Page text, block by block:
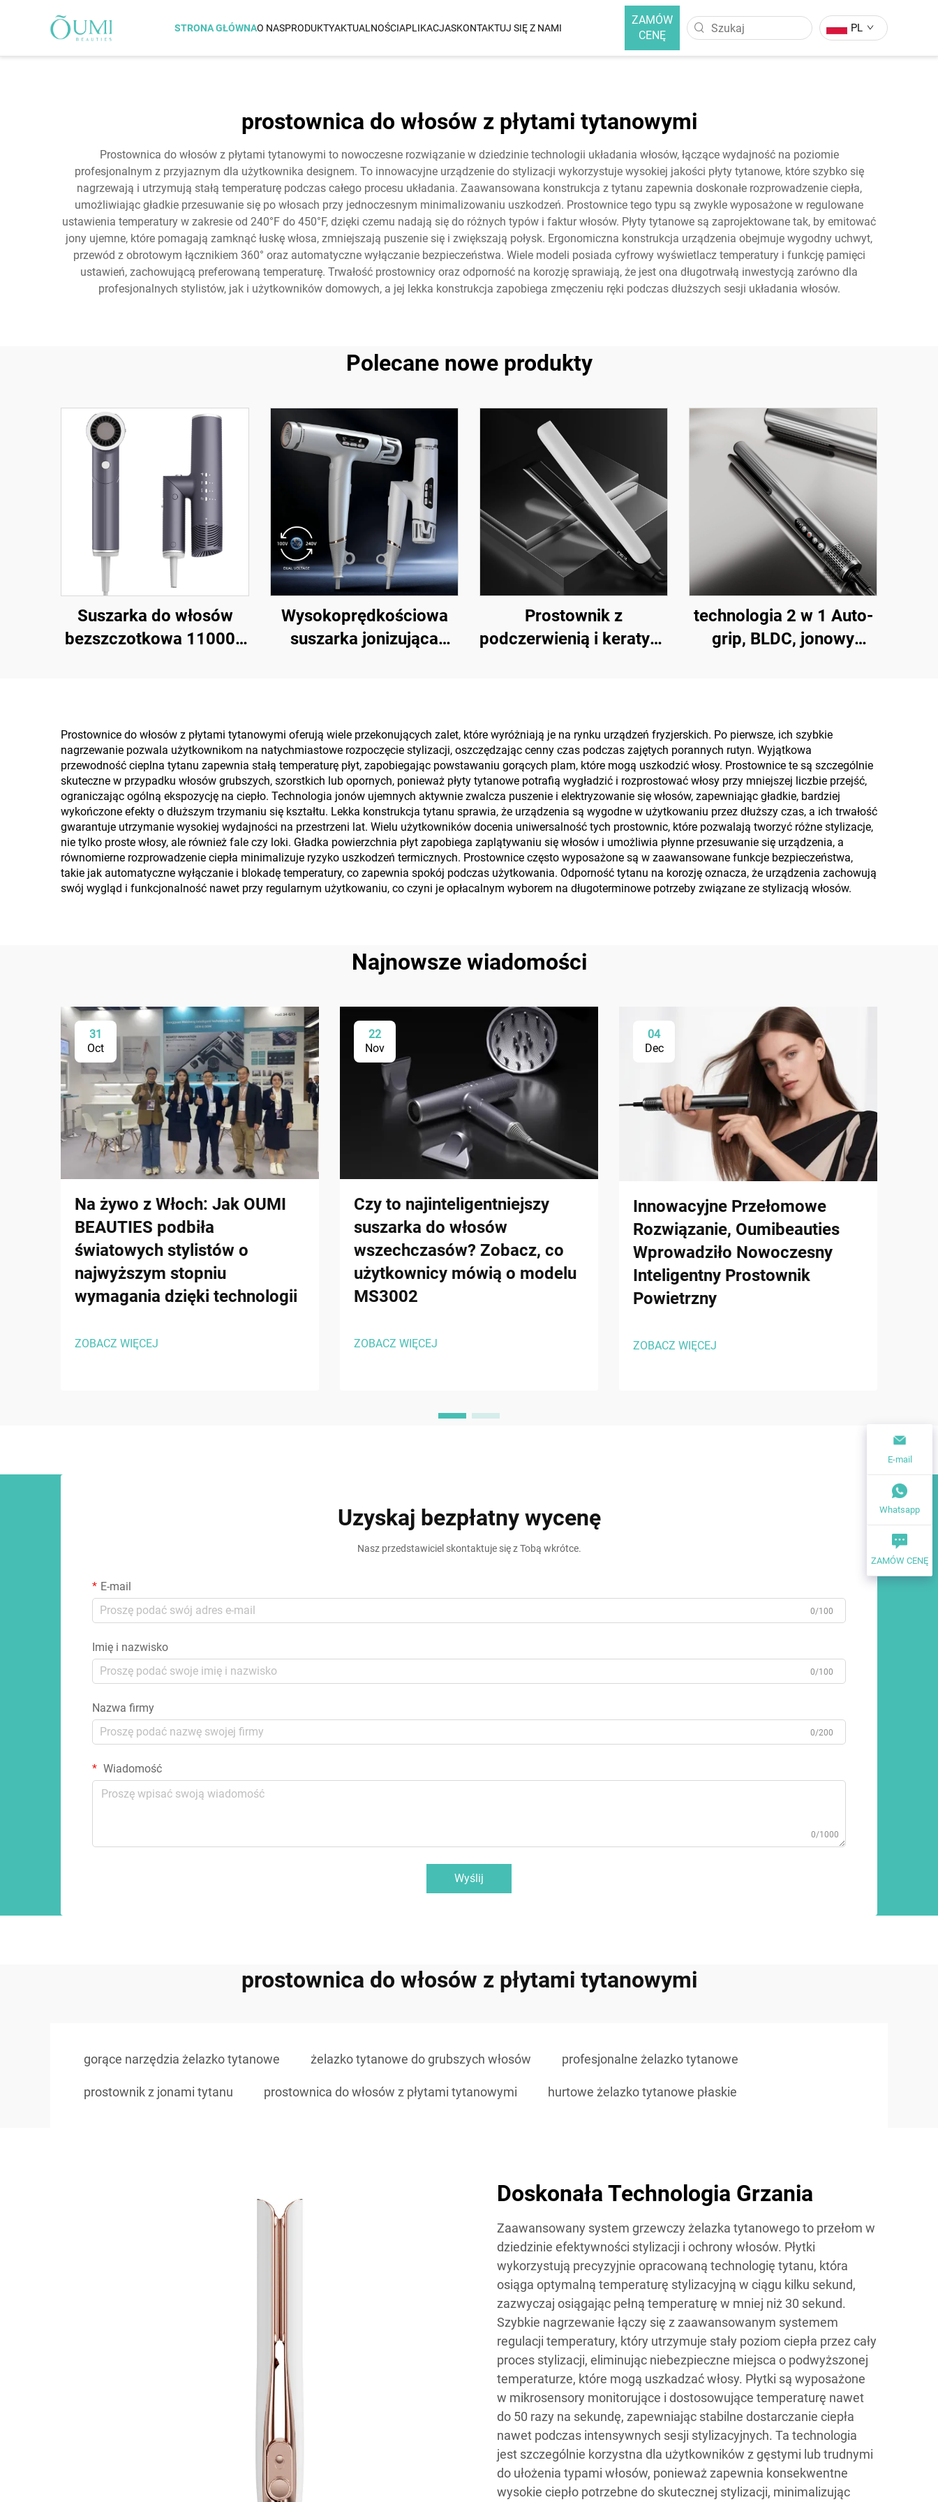
STRONA GŁÓWNAO NASPRODUKTY
Suszarka Do Włosów O
Suszarka Do Włosów IQ AI
Suszarka Do Włosów Z Cienką
Warstwą Termiczną Działającą Na
Zasadzie Promieniowania
Podczerwonego Dalekiego
Suszarka Do Włosów Z
Promieniowaniem Podczerwonym
Suszarka Do Włosów Z
Promieniowaniem Podczerwonym
Ceramiczna Infrared&Ionic
Infrared&Ionic
5 W 1 Wymienny Curler Do Włosów
Szczotka Do Prostowania Włosów
AKTUALNOŚCIAPLIKACJASKONTAKTUJ SIĘ Z NAMI
ZAMÓW
CENĘ
PL
prostownica do włosów z płytami tytanowymi
Prostownica do włosów z płytami tytanowymi to nowoczesne rozwiązanie w dziedzinie technologii układania włosów, łączące wydajność na poziomie
profesjonalnym z przyjaznym dla użytkownika designem. To innowacyjne urządzenie do stylizacji wykorzystuje wysokiej jakości płyty tytanowe, które szybko się
nagrzewają i utrzymują stałą temperaturę podczas całego procesu układania. Zaawansowana konstrukcja z tytanu zapewnia doskonałe rozprowadzenie ciepła,
umożliwiając gładkie przesuwanie się po włosach przy jednoczesnym minimalizowaniu uszkodzeń. Prostownice tego typu są zwykle wyposażone w regulowane
ustawienia temperatury w zakresie od 240°F do 450°F, dzięki czemu nadają się do różnych typów i faktur włosów. Płyty tytanowe są zaprojektowane tak, by emitować
jony ujemne, które pomagają zamknąć łuskę włosa, zmniejszają puszenie się i zwiększają połysk. Ergonomiczna konstrukcja urządzenia obejmuje wygodny uchwyt,
przewód z obrotowym łącznikiem 360° oraz automatyczne wyłączanie bezpieczeństwa. Wiele modeli posiada cyfrowy wyświetlacz temperatury i funkcję pamięci
ustawień, zachowującą preferowaną temperaturę. Trwałość prostownicy oraz odporność na korozję sprawiają, że jest ona długotrwałą inwestycją zarówno dla
profesjonalnych stylistów, jak i użytkowników domowych, a jej lekka konstrukcja zapobiega zmęczeniu ręki podczas dłuższych sesji układania włosów.
Polecane nowe produkty
Suszarka do włosów
bezszczotkowa 110000
Wysokoprędkościowa
suszarka jonizująca
Prostownik z
podczerwienią i keratyną
technologia 2 w 1 Auto-
grip, BLDC, jonowy
Prostownice do włosów z płytami tytanowymi oferują wiele przekonujących zalet, które wyróżniają je na rynku urządzeń fryzjerskich. Po pierwsze, ich szybkie
nagrzewanie pozwala użytkownikom na natychmiastowe rozpoczęcie stylizacji, oszczędzając cenny czas podczas zajętych porannych rutyn. Wyjątkowa
przewodność cieplna tytanu zapewnia stałą temperaturę płyt, zapobiegając powstawaniu gorących plam, które mogą uszkodzić włosy. Prostownice te są szczególnie
skuteczne w przypadku włosów grubszych, szorstkich lub opornych, ponieważ płyty tytanowe potrafią wygładzić i rozprostować włosy przy mniejszej liczbie przejść,
ograniczając ogólną ekspozycję na ciepło. Technologia jonów ujemnych aktywnie zwalcza puszenie i elektryzowanie się włosów, zapewniając gładkie, bardziej
wykończone efekty o dłuższym trzymaniu się kształtu. Lekka konstrukcja tytanu sprawia, że urządzenia są wygodne w użytkowaniu przez dłuższy czas, a ich trwałość
gwarantuje utrzymanie wysokiej wydajności na przestrzeni lat. Wielu użytkowników docenia uniwersalność tych prostownic, które pozwalają tworzyć różne stylizacje,
nie tylko proste włosy, ale również fale czy loki. Gładka powierzchnia płyt zapobiega zaplątywaniu się włosów i umożliwia płynne przesuwanie się urządzenia, a
równomierne rozprowadzenie ciepła minimalizuje ryzyko uszkodzeń termicznych. Prostownice często wyposażone są w zaawansowane funkcje bezpieczeństwa,
takie jak automatyczne wyłączanie i blokadę temperatury, co zapewnia spokój podczas użytkowania. Odporność tytanu na korozję oznacza, że urządzenia zachowują
swój wygląd i funkcjonalność nawet przy regularnym użytkowaniu, co czyni je opłacalnym wyborem na długoterminowe potrzeby związane ze stylizacją włosów.
Najnowsze wiadomości
31
Oct
Na żywo z Włoch: Jak OUMI
BEAUTIES podbiła
światowych stylistów o
najwyższym stopniu
wymagania dzięki technologii
ZOBACZ WIĘCEJ
22
Nov
Czy to najinteligentniejszy
suszarka do włosów
wszechczasów? Zobacz, co
użytkownicy mówią o modelu
MS3002
ZOBACZ WIĘCEJ
04
Dec
Innowacyjne Przełomowe
Rozwiązanie, Oumibeauties
Wprowadziło Nowoczesny
Inteligentny Prostownik
Powietrzny
ZOBACZ WIĘCEJ
Uzyskaj bezpłatny wycenę
Nasz przedstawiciel skontaktuje się z Tobą wkrótce.
E-mail
0/100
Imię i nazwisko
0/100
Nazwa firmy
0/200
Wiadomość
0/1000
Wyślij
prostownica do włosów z płytami tytanowymi
gorące narzędzia żelazko tytanowe żelazko tytanowe do grubszych włosów profesjonalne żelazko tytanowe
prostownik z jonami tytanu prostownica do włosów z płytami tytanowymi hurtowe żelazko tytanowe płaskie
Doskonała Technologia Grzania
Zaawansowany system grzewczy żelazka tytanowego to przełom w
dziedzinie efektywności stylizacji i ochrony włosów. Płytki
wykorzystują precyzyjnie opracowaną technologię tytanu, która
osiąga optymalną temperaturę stylizacyjną w ciągu kilku sekund,
zazwyczaj osiągając pełną temperaturę w mniej niż 30 sekund.
Szybkie nagrzewanie łączy się z zaawansowanym systemem
regulacji temperatury, który utrzymuje stały poziom ciepła przez cały
proces stylizacji, eliminując niebezpieczne miejsca o podwyższonej
temperaturze, które mogą uszkadzać włosy. Płytki są wyposażone
w mikrosensory monitorujące i dostosowujące temperaturę nawet
do 50 razy na sekundę, zapewniając stabilne dostarczanie ciepła
nawet podczas intensywnych sesji stylizacyjnych. Ta technologia
jest szczególnie korzystna dla użytkowników z gęstymi lub trudnymi
do ułożenia typami włosów, ponieważ zapewnia konsekwentne
wysokie ciepło potrzebne do skutecznej stylizacji, minimalizując
E-mail
Whatsapp
ZAMÓW CENĘ